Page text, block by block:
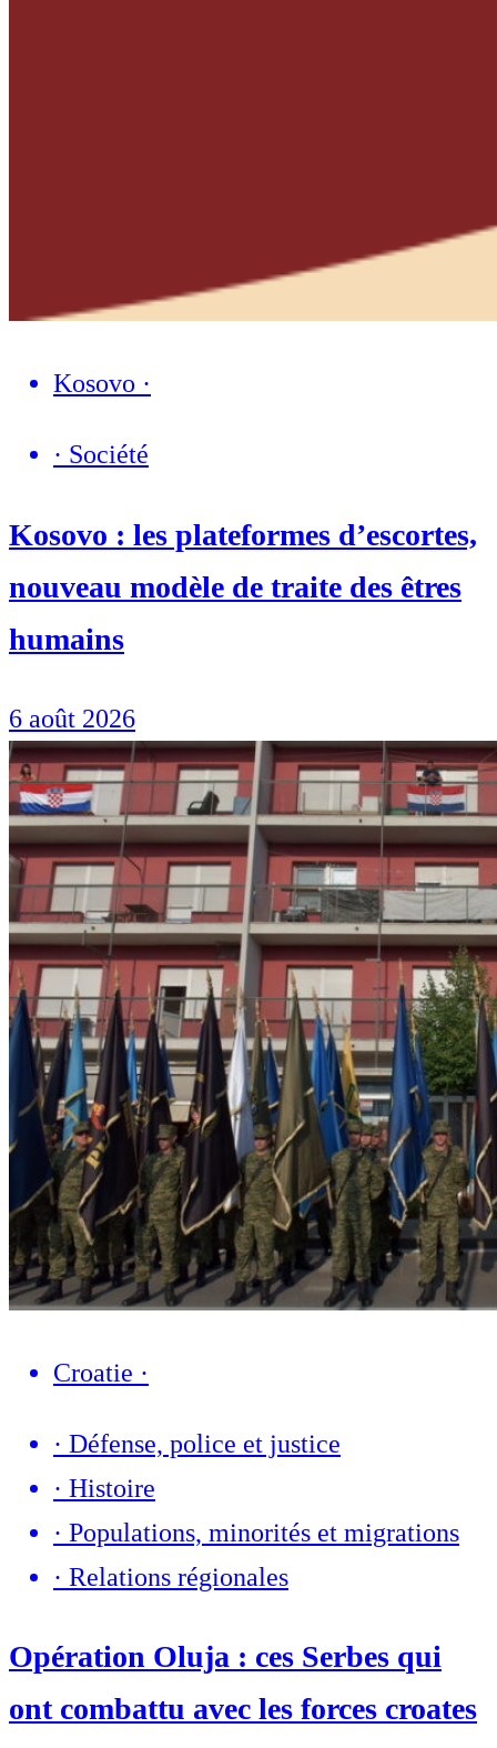
Kosovo ·
· Société
Kosovo : les plateformes d’escortes,
nouveau modèle de traite des êtres
humains
6 août 2026
Croatie ·
· Défense, police et justice
· Histoire
· Populations, minorités et migrations
· Relations régionales
Opération Oluja : ces Serbes qui
ont combattu avec les forces croates